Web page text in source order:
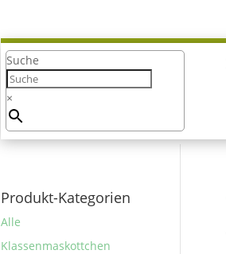
Suche
×
Produkt-Kategorien
Alle
Klassenmaskottchen